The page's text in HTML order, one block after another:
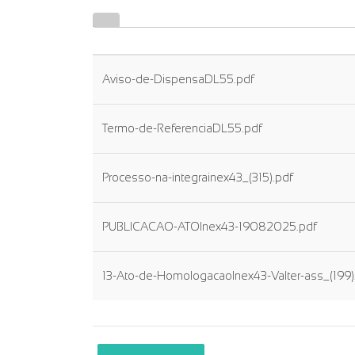
Aviso-de-DispensaDL55.pdf
Termo-de-ReferenciaDL55.pdf
Processo-na-integrainex43_(315).pdf
PUBLICACAO-ATOInex43-19082025.pdf
13-Ato-de-HomologacaoInex43-Valter-